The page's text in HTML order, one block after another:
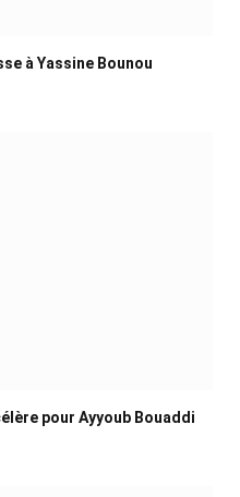
à Yassine Bounou
pour Ayyoub Bouaddi